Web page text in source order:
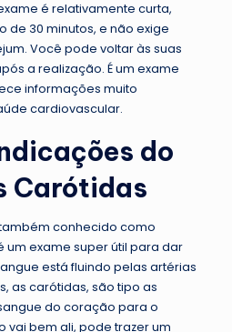
é relativamente curta,
30 minutos, e não exige
Você pode voltar às suas
a realização. É um exame
informações muito
cardiovascular.
do
Carótidas
conhecido como
um exame super útil para dar
está fluindo pelas artérias
as carótidas, são tipo as
do coração para o
vai bem ali, pode trazer um